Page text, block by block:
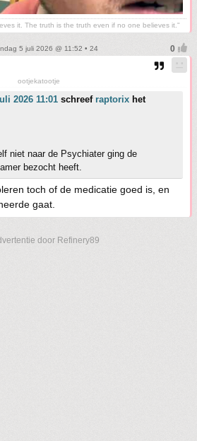
it. The truth is the truth even if no one believes it."
5 juli 2026 @ 11:52 • 24
ootjekatootje
2026 11:01 schreef raptorix het
niet naar de Psychiater ging de
bezocht heeft.
toch of de medicatie goed is, en
gaat.
door Refinery89